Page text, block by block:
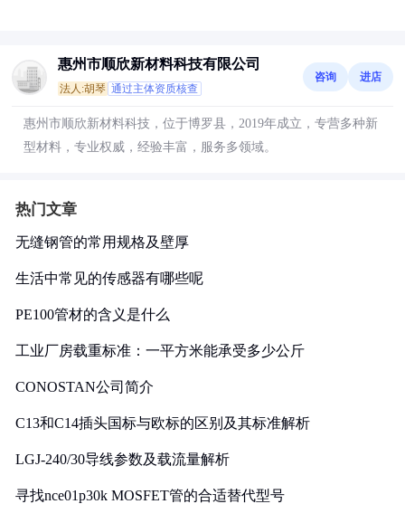
惠州市顺欣新材料科技有限公司
法人:胡琴 通过主体资质核查
咨询 进店
惠州市顺欣新材料科技，位于博罗县，2019年成立，专营多种新
型材料，专业权威，经验丰富，服务多领域。
热门文章
无缝钢管的常用规格及壁厚
生活中常见的传感器有哪些呢
PE100管材的含义是什么
工业厂房载重标准：一平方米能承受多少公斤
CONOSTAN公司简介
C13和C14插头国标与欧标的区别及其标准解析
LGJ-240/30导线参数及载流量解析
寻找nce01p30k MOSFET管的合适替代型号